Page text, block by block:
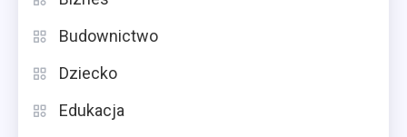
Budownictwo
Dziecko
Edukacja